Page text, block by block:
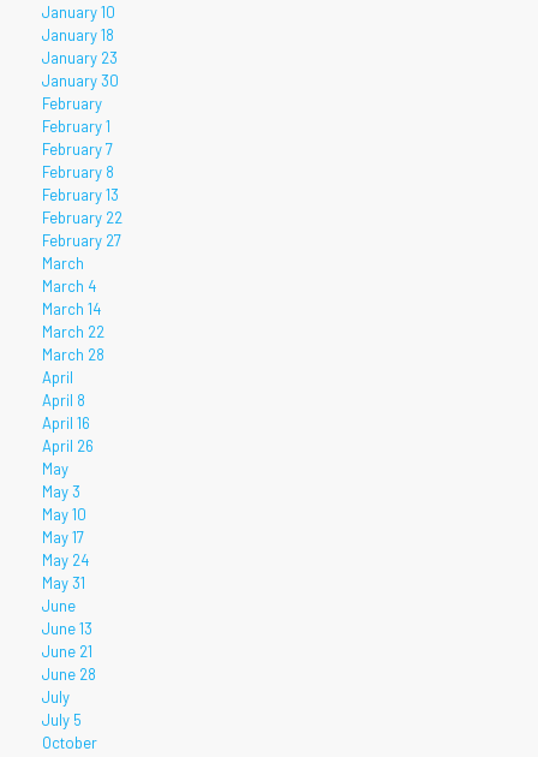
January 10
January 18
January 23
January 30
February
February 1
February 7
February 8
February 13
February 22
February 27
March
March 4
March 14
March 22
March 28
April
April 8
April 16
April 26
May
May 3
May 10
May 17
May 24
May 31
June
June 13
June 21
June 28
July
July 5
October